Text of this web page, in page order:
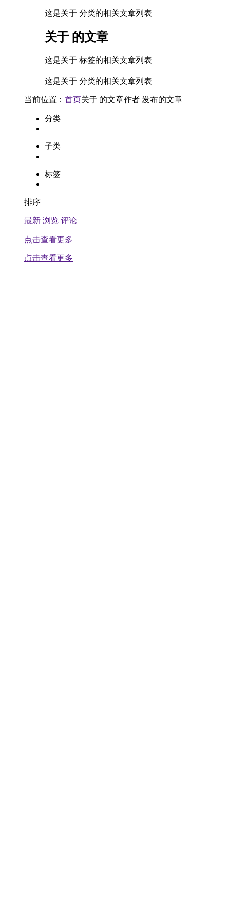
这是关于 分类的相关文章列表
关于 的文章
这是关于 标签的相关文章列表
这是关于 分类的相关文章列表
当前位置： 首页关于 的文章作者 发布的文章
分类
子类
标签
排序
最新 浏览 评论
点击查看更多
点击查看更多